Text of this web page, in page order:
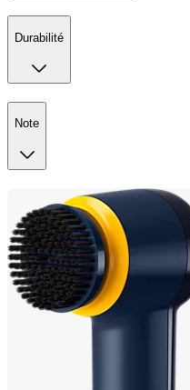
Durabilité
Note